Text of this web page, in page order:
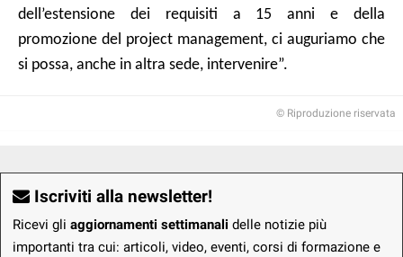
dell’estensione dei requisiti a 15 anni e della
promozione del project management, ci auguriamo che
si possa, anche in altra sede, intervenire”.
© Riproduzione riservata
Iscriviti alla newsletter!
Ricevi gli aggiornamenti settimanali delle notizie più
importanti tra cui: articoli, video, eventi, corsi di formazione e